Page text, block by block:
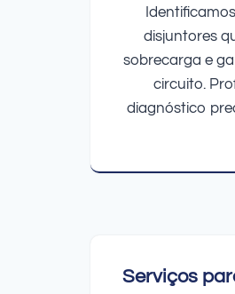
disjuntores
sobrecarga e
circuito.
diagnóstico
Serviços